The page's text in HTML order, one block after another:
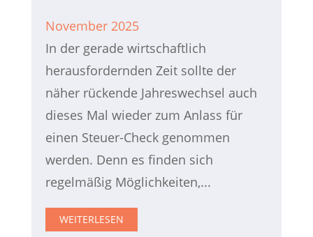
November 2025
In der gerade wirtschaftlich
herausfordernden Zeit sollte der
näher rückende Jahreswechsel auch
dieses Mal wieder zum Anlass für
einen Steuer-Check genommen
werden. Denn es finden sich
regelmäßig Möglichkeiten,...
WEITERLESEN